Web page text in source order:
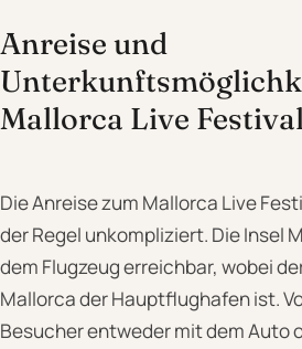
Anreise und
Mallorca Live
Die Anreise zum Mallorca Live
der Regel unkompliziert. Die Insel
dem Flugzeug erreichbar, wobei
Mallorca der Hauptflughafen ist.
Besucher entweder mit dem Auto